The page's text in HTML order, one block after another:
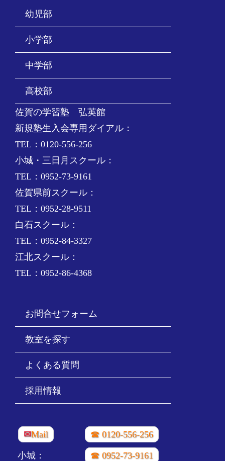
幼児部
小学部
中学部
高校部
佐賀の学習塾 弘英館
新規塾生入会専用ダイアル：
TEL：0120-556-256
小城・三日月スクール：
TEL：0952-73-9161
佐賀県前スクール：
TEL：0952-28-9511
白石スクール：
TEL：0952-84-3327
江北スクール：
TEL：0952-86-4368
お問合せフォーム
教室を探す
よくある質問
採用情報
✉Mail ☎ 0120-556-256
小城： ☎ 0952-73-9161